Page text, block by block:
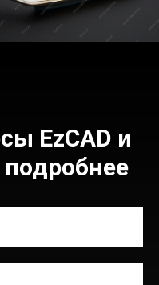
EzCAD и